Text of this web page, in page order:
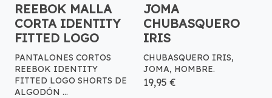
REEBOK MALLA
CORTA IDENTITY
FITTED LOGO
PANTALONES CORTOS
REEBOK IDENTITY
FITTED LOGO SHORTS DE
ALGODÓN ...
JOMA
CHUBASQUERO
IRIS
CHUBASQUERO IRIS,
JOMA, HOMBRE.
19,95 €